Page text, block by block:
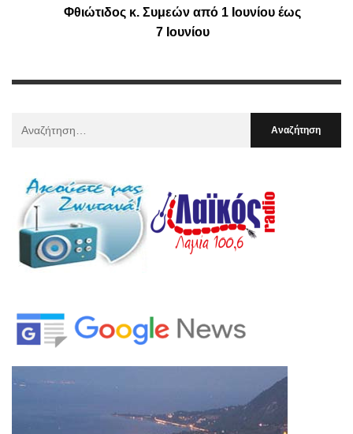
Φθιώτιδος κ. Συμεών από 1 Ιουνίου έως
7 Ιουνίου